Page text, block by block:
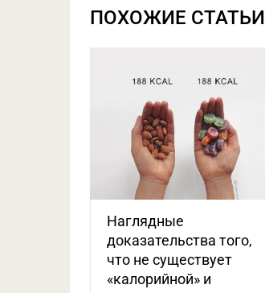
ПОХОЖИЕ СТАТЬИ
Наглядные
доказательства того,
что не существует
«калорийной» и